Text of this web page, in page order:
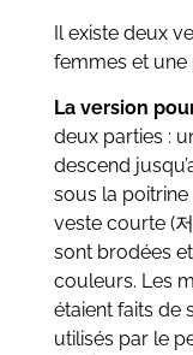
Il existe deux
femmes et
La version
deux parties :
descend
sous la poitrine
veste courte (
sont brodées
couleurs. Les
étaient faits de
utilisés par le